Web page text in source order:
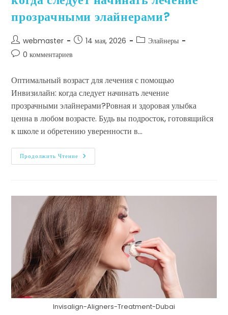
прозрачными элайнерами?
webmaster 14 мая, 2026
Элайнеры
0 комментариев
Оптимальный возраст для лечения с помощью
Инвизилайн: когда следует начинать лечение
прозрачными элайнерами?Ровная и здоровая улыбка
ценна в любом возрасте. Будь вы подросток, готовящийся
к школе и обретению уверенности в…
Продолжить Чтение
Invisalign-Aligners-Treatment-Dubai